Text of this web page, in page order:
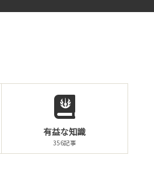
有益な知識
356記事